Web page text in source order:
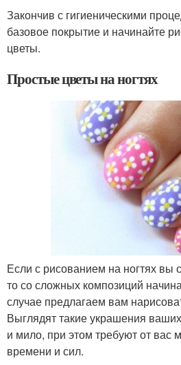
Закончив с гигиеническими
базовое покрытие и начинайте
цветы.
Простые цветы на ногтях
Если с рисованием на ногтях вы
то со сложных композиций
случае предлагаем вам
Выглядят такие украшения
и мило, при этом требуют от вас
времени и сил.